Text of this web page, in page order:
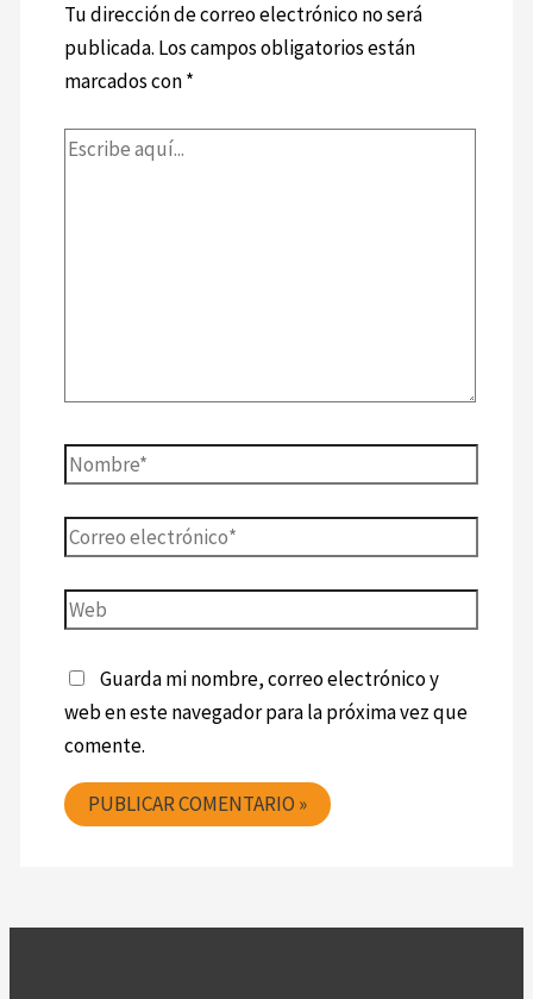
Tu dirección de correo electrónico no será
publicada. Los campos obligatorios están
marcados con*
Guarda mi nombre, correo electrónico y
web en este navegador para la próxima vez que
comente.